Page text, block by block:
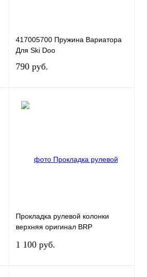
417005700 Пружина Вариатора
Для Ski Doo
790 руб.
В избранное
Прокладка рулевой колонки
верхняя оригинал BRP
1 100 руб.